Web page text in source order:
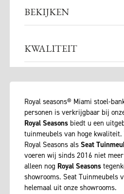
BEKIJKEN
KWALITEIT
Royal seasons® Miami stoel-
personen is verkrijgbaar bij
Royal Seasons biedt u een
tuinmeubels van hoge kwaliteit.
Royal Seasons als Seat
voeren wij sinds 2016 niet
alleen nog Royal Seasons
showrooms. Seat Tuinmeubels
helemaal uit onze showrooms.